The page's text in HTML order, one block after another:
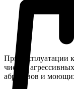
При эксплуатации
чистки
абразивов и